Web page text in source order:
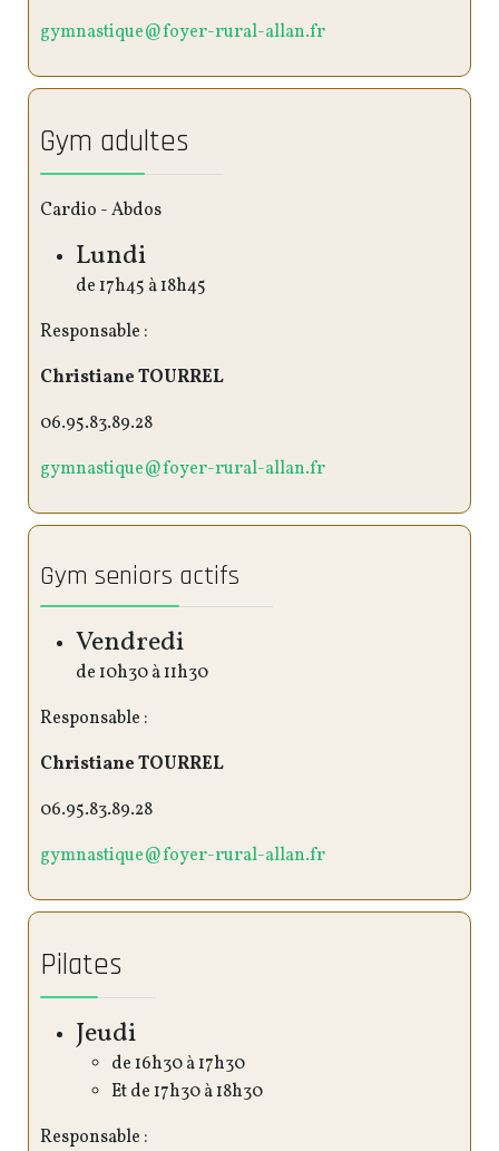
gymnastique@foyer-rural-allan.fr
Gym adultes
Cardio - Abdos
Lundi
de 17h45 à 18h45
Responsable :
Christiane TOURREL
06.95.83.89.28
gymnastique@foyer-rural-allan.fr
Gym seniors actifs
Vendredi
de 10h30 à 11h30
Responsable :
Christiane TOURREL
06.95.83.89.28
gymnastique@foyer-rural-allan.fr
Pilates
Jeudi
de 16h30 à 17h30
Et de 17h30 à 18h30
Responsable :